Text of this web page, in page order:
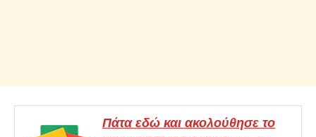
Πάτα εδώ και ακολούθησε το